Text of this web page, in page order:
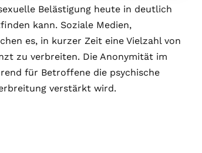
Belästigung heute in deutlich
kann. Soziale Medien,
es, in kurzer Zeit eine Vielzahl von
zu verbreiten. Die Anonymität im
für Betroffene die psychische
verstärkt wird.